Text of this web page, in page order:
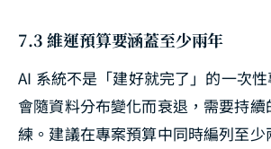
7.3 維運預算要涵蓋至少兩年
AI 系統不是「建好就完了」的一次
會隨資料分布變化而衰退，需要持
練。建議在專案預算中同時編列至少